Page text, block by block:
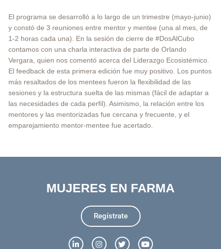
El programa se desarrolló a lo largo de un trimestre (mayo-junio)
y constó de 3 reuniones entre mentor y mentee (una al mes, de
1-2 horas cada una). En la sesión de cierre de #DosAlCubo
contamos con una charla interactiva de parte de Orlando
Vergara, quien nos comentó acerca del Liderazgo Ecosistémico.
El feedback de esta primera edición fue muy positivo. Los puntos
más resaltados de los mentees fueron la flexibilidad de las
sesiones y la estructura suelta de las mismas (fácil de adaptar a
las necesidades de cada perfil). Asimismo, la relación entre los
mentores y las mentorizadas fue cercana y frecuente, y el
emparejamiento mentor-mentee fue acertado.
MUJERES EN FARMA
Regístrate
L I T Y